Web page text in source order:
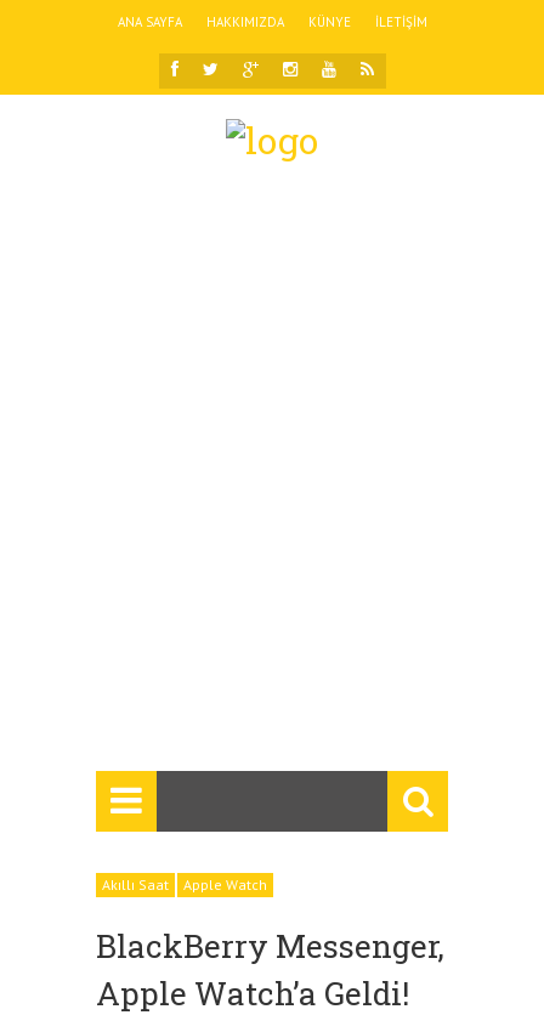
ANA SAYFA HAKKIMIZDA KÜNYE İLETIŞIM
Akıllı Saat Apple Watch
BlackBerry Messenger,
Apple Watch’a Geldi!